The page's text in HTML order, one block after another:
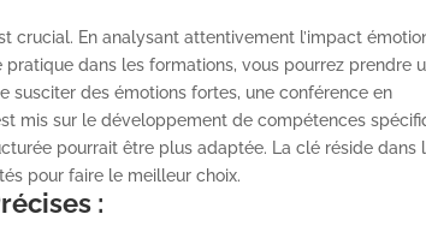
crucial. En analysant attentivement l’impact
dans les formations, vous pourrez prendre
susciter des émotions fortes, une conférence en
mis sur le développement de compétences
pourrait être plus adaptée. La clé réside dans
pour faire le meilleur choix.
: